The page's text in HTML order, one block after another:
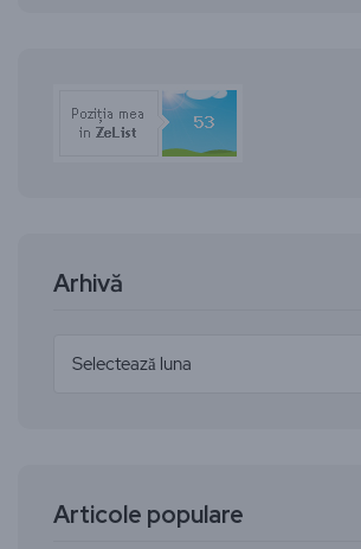
Arhivă
Articole populare